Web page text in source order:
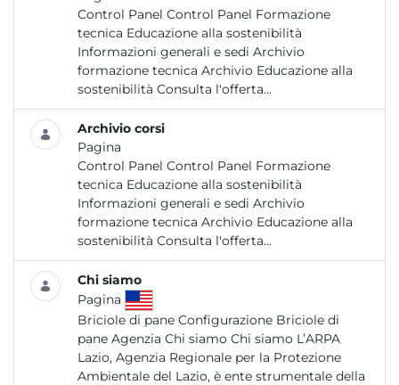
Control Panel Control Panel Formazione
tecnica Educazione alla sostenibilità
Informazioni generali e sedi Archivio
formazione tecnica Archivio Educazione alla
sostenibilità Consulta l'offerta...
Archivio corsi
Pagina
Control Panel Control Panel Formazione
tecnica Educazione alla sostenibilità
Informazioni generali e sedi Archivio
formazione tecnica Archivio Educazione alla
sostenibilità Consulta l'offerta...
Chi siamo
Pagina
Briciole di pane Configurazione Briciole di
pane Agenzia Chi siamo Chi siamo L’ARPA
Lazio, Agenzia Regionale per la Protezione
Ambientale del Lazio, è ente strumentale della